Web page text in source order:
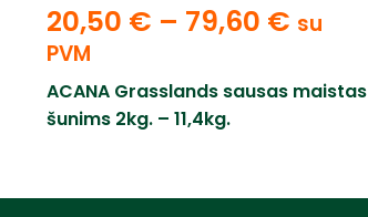
20,50 € – 79,60 € su
PVM
ACANA Grasslands sausas maistas
šunims 2kg. – 11,4kg.